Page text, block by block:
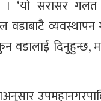
‘यो सरासर गलत
वडाबाटै व्यवस्थापन
वडालाई दिनुहुन्छ,